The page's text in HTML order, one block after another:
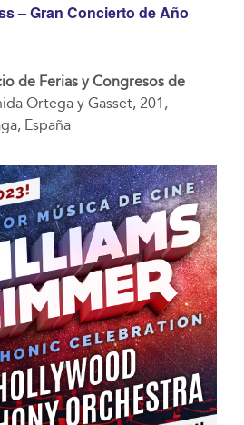
– Gran Concierto de Año
de Ferias y Congresos de
Ortega y Gasset, 201,
España